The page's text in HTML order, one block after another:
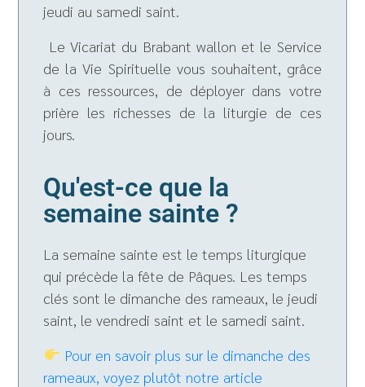
jeudi au samedi saint.
Le Vicariat du Brabant wallon et le Service
de la Vie Spirituelle vous souhaitent, grâce
à ces ressources, de déployer dans votre
prière les richesses de la liturgie de ces
jours.
Qu'est-ce que la
semaine sainte ?
La semaine sainte est le temps liturgique
qui précède la fête de Pâques. Les temps
clés sont le dimanche des rameaux, le jeudi
saint, le vendredi saint et le samedi saint.
Pour en savoir plus sur le dimanche des
rameaux, voyez plutôt notre article